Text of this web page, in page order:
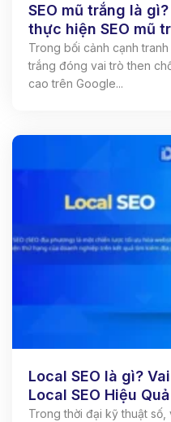
SEO mũ trắng là
thực hiện SEO mũ
Trong bối cảnh cạnh
trắng đóng vai trò then
cao trên Google...
Local SEO là gì?
Local SEO Hiệu Quả
Trong thời đại kỹ thuật